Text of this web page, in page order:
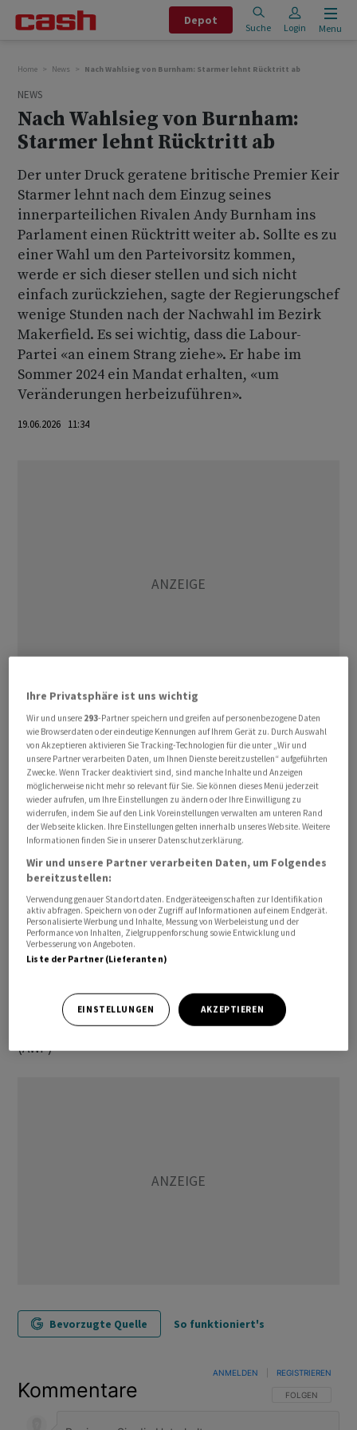
Depot
Suche Login Menu
Home News Nach Wahlsieg von Burnham: Starmer lehnt Rücktritt ab
NEWS
Nach Wahlsieg von Burnham:
Starmer lehnt Rücktritt ab
Der unter Druck geratene britische Premier Keir
Starmer lehnt nach dem Einzug seines
innerparteilichen Rivalen Andy Burnham ins
Parlament einen Rücktritt weiter ab. Sollte es zu
einer Wahl um den Parteivorsitz kommen,
werde er sich dieser stellen und sich nicht
einfach zurückziehen, sagte der Regierungschef
wenige Stunden nach der Nachwahl im Bezirk
Makerfield. Es sei wichtig, dass die Labour-
Partei «an einem Strang ziehe». Er habe im
Sommer 2024 ein Mandat erhalten, «um
Veränderungen herbeizuführen».
19.06.2026 11:34
Burnham hat in der Nacht den vakanten Parlamentssitz
des Bezirks Makerfield gewonnen. Er holte in dem
kleinen Wahlkreis 24.927 Stimmen und damit knapp
10.000 Stimmen mehr als der Kandidat der
rechtspopulistischen Partei Reform UK, Robert Kenyon
(15.696). Als «MP» (Member of Parliament) kann er nun
den Premierminister in eine Führungswahl zwingen -
und mit dem Rückhalt der Regierungspartei Labour
Starmer steht nun stark unter Druck. Am Morgen
gratulierte er seinem Rivalen in einem X-Beitrag mit nur
knappen Worten. Mit Burnham habe er noch nicht direkt
gesprochen, werde dies aber demnächst tun, sagte
er./pba/DP/stw
(AWP)
Bevorzugte Quelle So funktioniert's
Kommentare FOLGE DIESER
FOLGEN
ANMELDEN REGISTRIEREN
Ihre Privatsphäre ist uns wichtig
Wir und unsere 293-Partner speichern und greifen auf personenbezogene Daten
wie Browserdaten oder eindeutige Kennungen auf Ihrem Gerät zu. Durch Auswahl
von Akzeptieren aktivieren Sie Tracking-Technologien für die unter „Wir und
unsere Partner verarbeiten Daten, um Ihnen Dienste bereitzustellen“ aufgeführten
Zwecke. Wenn Tracker deaktiviert sind, sind manche Inhalte und Anzeigen
möglicherweise nicht mehr so relevant für Sie. Sie können dieses Menü jederzeit
wieder aufrufen, um Ihre Einstellungen zu ändern oder Ihre Einwilligung zu
widerrufen, indem Sie auf den Link Voreinstellungen verwalten am unteren Rand
der Webseite klicken. Ihre Einstellungen gelten innerhalb unseres Website. Weitere
Informationen finden Sie in unserer Datenschutzerklärung.
Wir und unsere Partner verarbeiten Daten, um Folgendes
bereitzustellen:
Verwendung genauer Standortdaten. Endgeräteeigenschaften zur Identifikation
aktiv abfragen. Speichern von oder Zugriff auf Informationen auf einem Endgerät.
Personalisierte Werbung und Inhalte, Messung von Werbeleistung und der
Performance von Inhalten, Zielgruppenforschung sowie Entwicklung und
Verbesserung von Angeboten.
Liste der Partner (Lieferanten)
EINSTELLUNGEN AKZEPTIEREN